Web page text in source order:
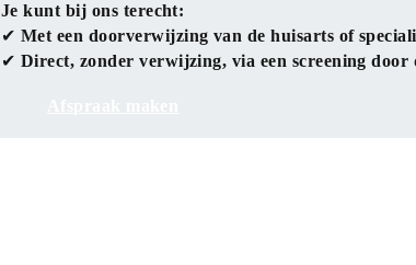
Je kunt bij ons terecht:
✔ Met een doorverwijzing van de huisarts of
✔ Direct, zonder verwijzing, via een screening door